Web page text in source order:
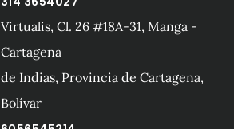
Virtualis, Cl. 26 #18A-31, Manga -
Cartagena
de Indias, Provincia de Cartagena,
Bolívar